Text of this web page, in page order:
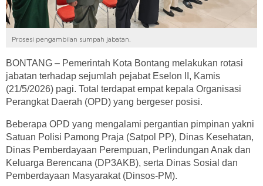
Prosesi pengambilan sumpah jabatan.
BONTANG – Pemerintah Kota Bontang melakukan rotasi
jabatan terhadap sejumlah pejabat Eselon II, Kamis
(21/5/2026) pagi. Total terdapat empat kepala Organisasi
Perangkat Daerah (OPD) yang bergeser posisi.
Beberapa OPD yang mengalami pergantian pimpinan yakni
Satuan Polisi Pamong Praja (Satpol PP), Dinas Kesehatan,
Dinas Pemberdayaan Perempuan, Perlindungan Anak dan
Keluarga Berencana (DP3AKB), serta Dinas Sosial dan
Pemberdayaan Masyarakat (Dinsos-PM).